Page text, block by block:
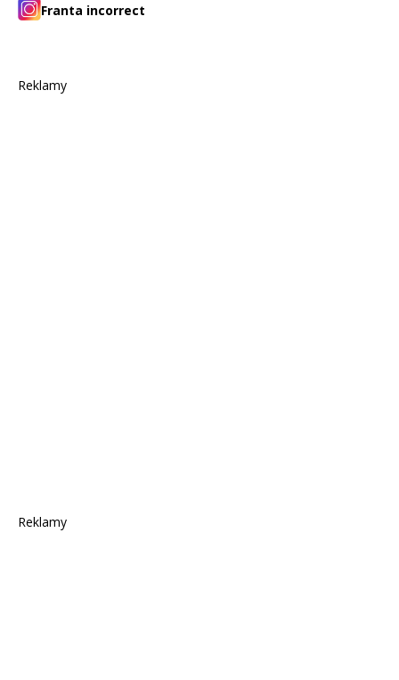
Franta incorrect
Reklamy
Reklamy